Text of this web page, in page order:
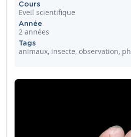
Cours
Eveil scientifique
Année
2 années
Tags
animaux, insecte, observation,